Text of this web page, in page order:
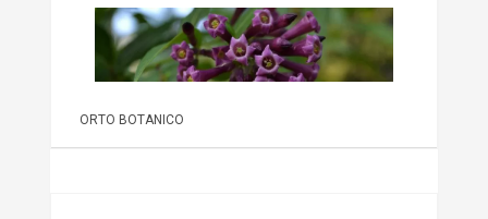
ORTO BOTANICO